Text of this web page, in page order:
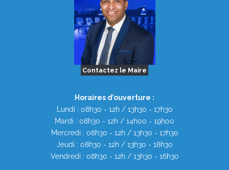
Contactez le Maire
Horaires d’ouverture :
Lundi : 08h30 - 12h / 13h30 - 17h30
Mardi : 08h30 - 12h / 14h00 - 19h00
Mercredi : 08h30 - 12h / 13h30 - 17h30
Jeudi : 08h30 - 12h / 13h30 - 18h30
Vendredi : 08h30 - 12h / 13h30 - 16h30